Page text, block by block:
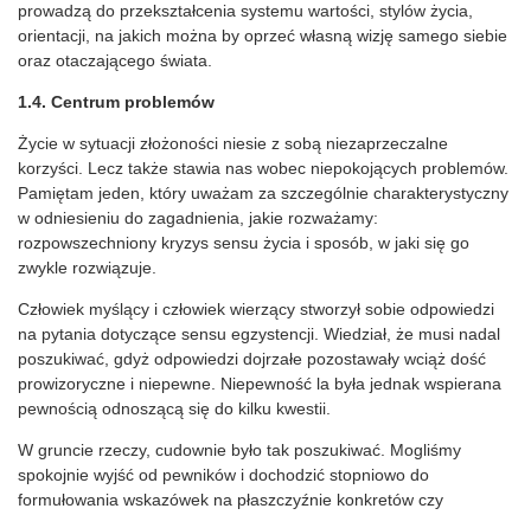
prowadzą do przekształcenia systemu wartości, stylów życia,
orientacji, na jakich można by oprzeć własną wizję samego siebie
oraz otaczającego świata.
1.4. Centrum problemów
Życie w sytuacji złożoności niesie z sobą niezaprzeczalne
korzyści. Lecz także stawia nas wobec niepokojących problemów.
Pamiętam jeden, który uważam za szczególnie charakterystyczny
w odniesieniu do zagadnienia, jakie rozważamy:
rozpowszechniony kryzys sensu życia i sposób, w jaki się go
zwykle rozwiązuje.
Człowiek myślący i człowiek wierzący stworzył sobie odpowiedzi
na pytania dotyczące sensu egzystencji. Wiedział, że musi nadal
poszukiwać, gdyż odpowiedzi dojrzałe pozostawały wciąż dość
prowizoryczne i niepewne. Niepewność la była jednak wspierana
pewnością odnoszącą się do kilku kwestii.
W gruncie rzeczy, cudownie było tak poszukiwać. Mogliśmy
spokojnie wyjść od pewników i dochodzić stopniowo do
formułowania wskazówek na płaszczyźnie konkretów czy